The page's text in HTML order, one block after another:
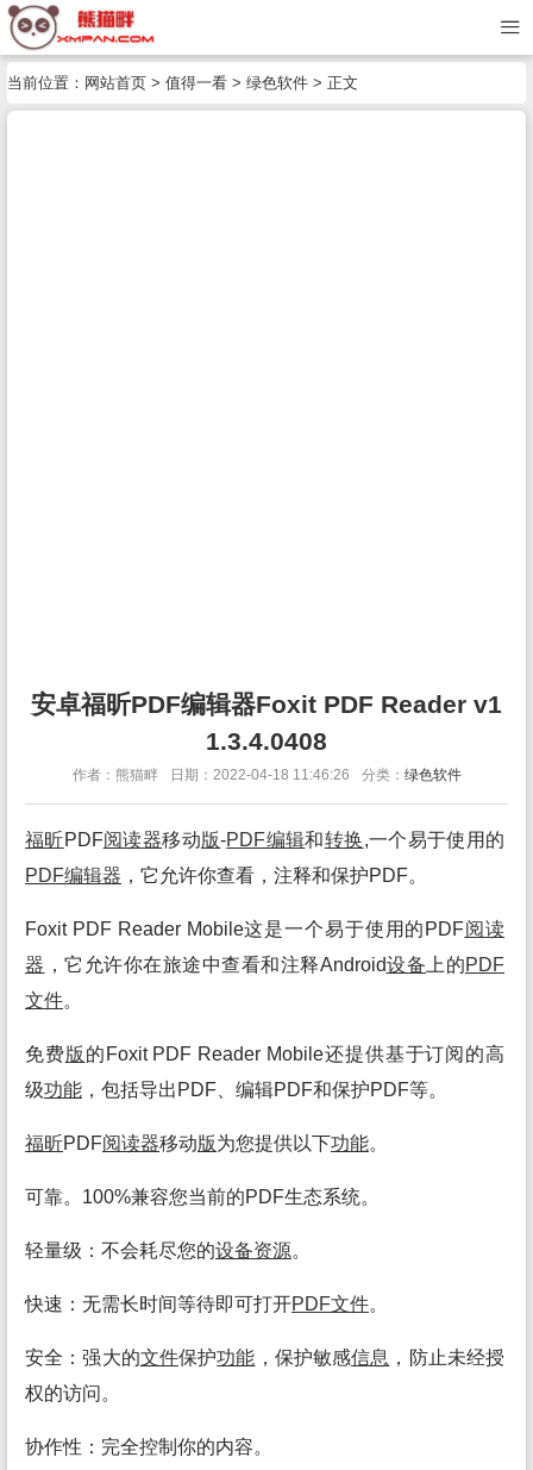
当前位置： 网站首页 > 值得一看 > 绿色软件 > 正文
安卓福昕PDF编辑器Foxit PDF Reader v1
1.3.4.0408
作者：熊猫畔 日期：2022-04-18 11:46:26 分类： 绿色软件
福昕PDF阅读器移动版-PDF编辑和转换,一个易于使用的
PDF编辑器 ，它允许你查看，注释和保护PDF。
Foxit PDF Reader Mobile这是一个易于使用的PDF阅读
器 ，它允许你在旅途中查看和注释Android设备 上的PDF
文件。
免费版 的Foxit PDF Reader Mobile还提供基于订阅的高
级功能 ，包括导出PDF、编辑PDF和保护PDF等。
福昕PDF阅读器移动版为您提供以下功能。
可靠。100%兼容您当前的PDF生态系统。
轻量级：不会耗尽您的设备资源。
快速：无需长时间等待即可打开PDF文件。
安全：强大的文件保护功能 ，保护敏感信息 ，防止未经授
权的访问。
协作性：完全控制你的内容。